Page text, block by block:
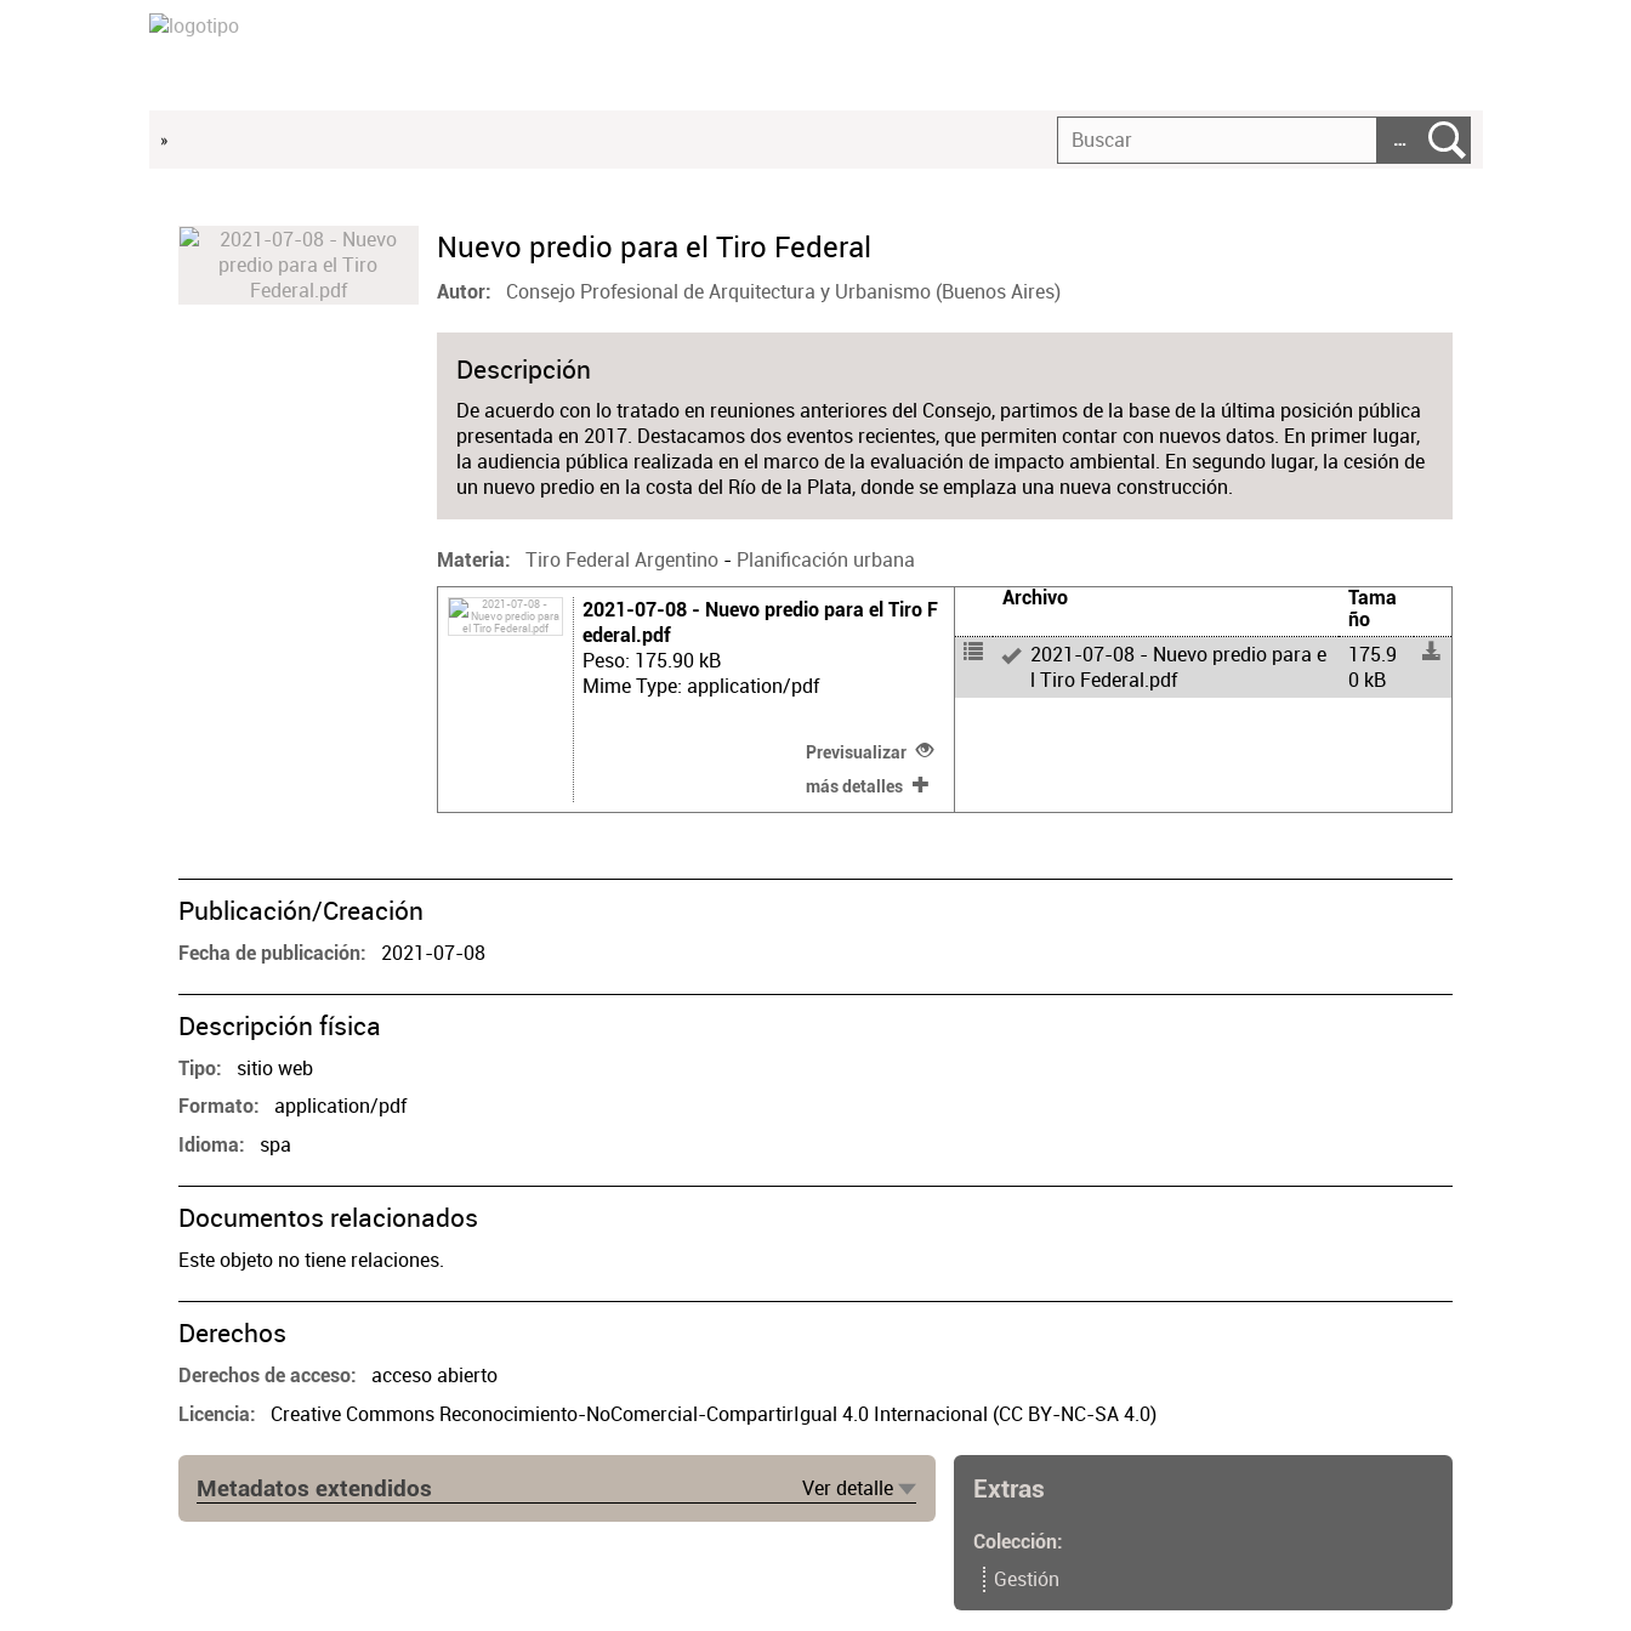
» …
Nuevo predio para el Tiro Federal
Autor Consejo Profesional de Arquitectura y Urbanismo (Buenos Aires)
Descripción
De acuerdo con lo tratado en reuniones anteriores del Consejo, partimos de la base de la última posición pública
presentada en 2017. Destacamos dos eventos recientes, que permiten contar con nuevos datos. En primer lugar,
la audiencia pública realizada en el marco de la evaluación de impacto ambiental. En segundo lugar, la cesión de
un nuevo predio en la costa del Río de la Plata, donde se emplaza una nueva construcción.
Materia Tiro Federal Argentino- Planificación urbana
2021-07-08 - Nuevo predio para el Tiro F
ederal.pdf
Peso: 175.90 kB
Mime Type: application/pdf
Previsualizar
más detalles
Archivo
Tama
ño
2021-07-08 - Nuevo predio para e
l Tiro Federal.pdf
175.9
0 kB
Publicación/Creación
Fecha de publicación 2021-07-08
Descripción física
Tipo sitio web
Formato application/pdf
Idioma spa
Documentos relacionados
Este objeto no tiene relaciones.
Derechos
Derechos de acceso acceso abierto
Licencia Creative Commons Reconocimiento-NoComercial-CompartirIgual 4.0 Internacional (CC BY-NC-SA 4.0)
Metadatos extendidos Ver detalle Extras
Colección
Gestión